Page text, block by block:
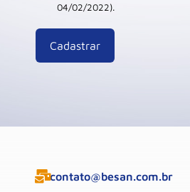
04/02/2022).
contato@besan.com.br